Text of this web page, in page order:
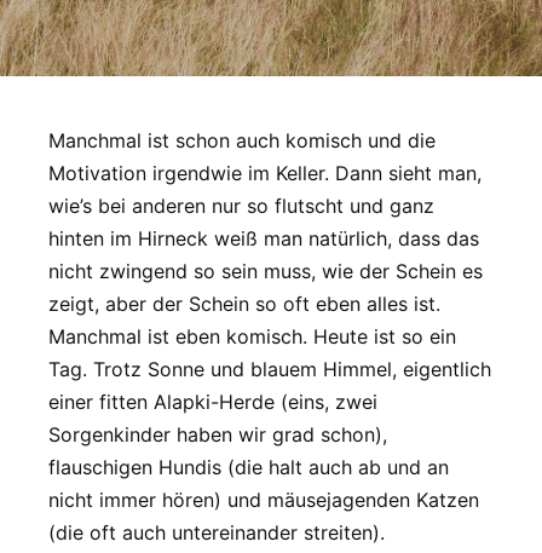
Manchmal ist schon auch komisch und die
Motivation irgendwie im Keller. Dann sieht man,
wie’s bei anderen nur so flutscht und ganz
hinten im Hirneck weiß man natürlich, dass das
nicht zwingend so sein muss, wie der Schein es
zeigt, aber der Schein so oft eben alles ist.
Manchmal ist eben komisch. Heute ist so ein
Tag. Trotz Sonne und blauem Himmel, eigentlich
einer fitten Alapki-Herde (eins, zwei
Sorgenkinder haben wir grad schon),
flauschigen Hundis (die halt auch ab und an
nicht immer hören) und mäusejagenden Katzen
(die oft auch untereinander streiten).